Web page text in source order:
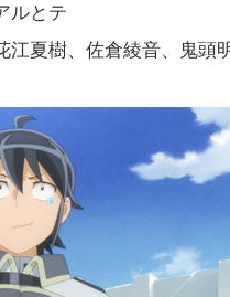
ルとテ
夏樹、佐倉綾音、鬼頭